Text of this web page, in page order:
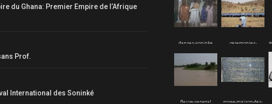
du Ghana: Premier Empire de l’Afrique
Prof.
International des Soninké
danses-soninke ceremonies-
fleuve-senegal goree-maison-des-